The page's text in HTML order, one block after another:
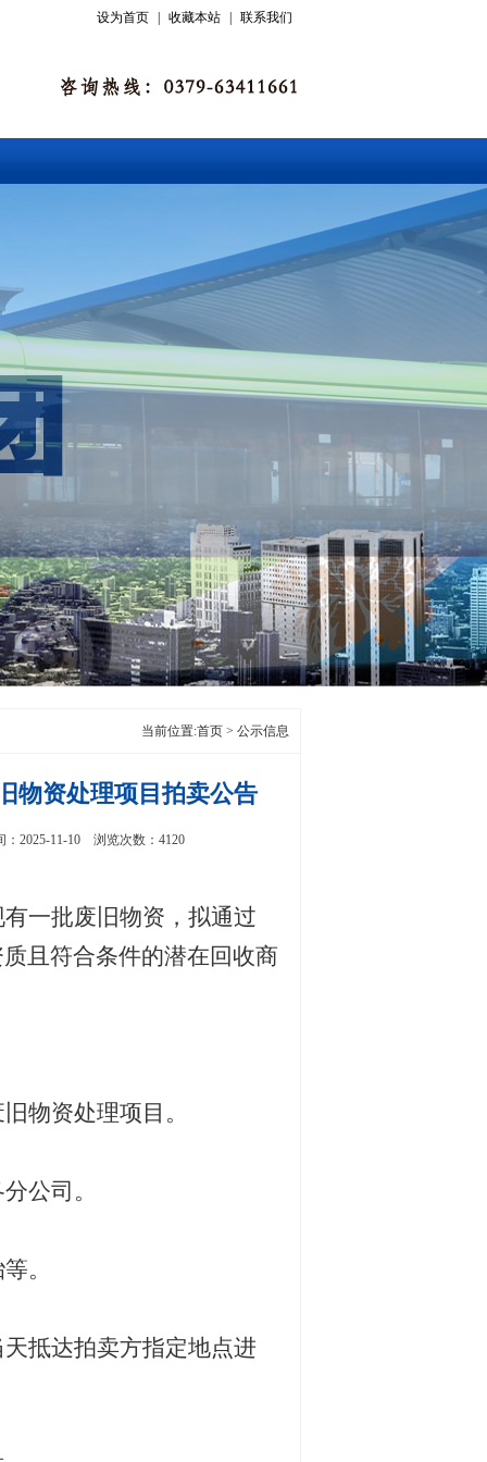
设为首页 收藏本站 联系我们
当前位置:首页 > 公示信息
物资处理项目拍卖公告
2025-11-10 浏览次数：4120
一批废旧物资，拟通过
且符合条件的潜在回收商
物资处理项目。
公司。
等。
抵达拍卖方指定地点进